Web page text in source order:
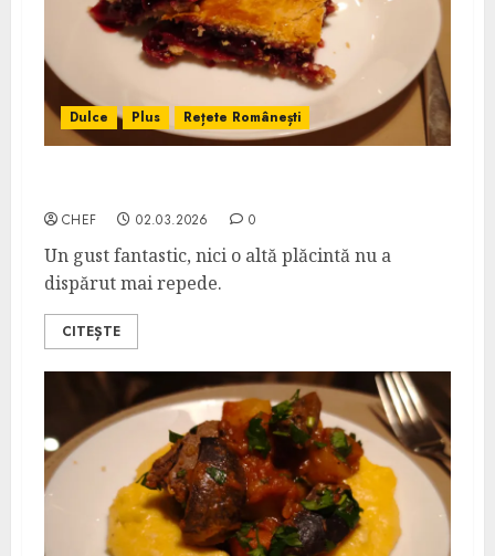
Dulce Plus Rețete Românești
CHEF 02.03.2026 0
Un gust fantastic, nici o altă plăcintă nu a
dispărut mai repede.
CITEȘTE